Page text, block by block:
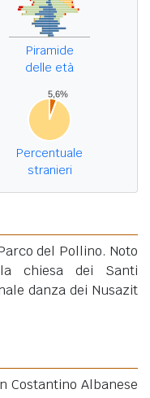
Piramide
delle età
Percentuale
stranieri
del Pollino. Noto
chiesa dei Santi
danza dei Nusazit
Costantino Albanese